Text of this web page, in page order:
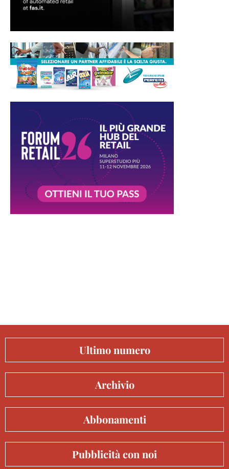
Ultimo numero
Archivio
Abbonamenti
Pubblicità con noi